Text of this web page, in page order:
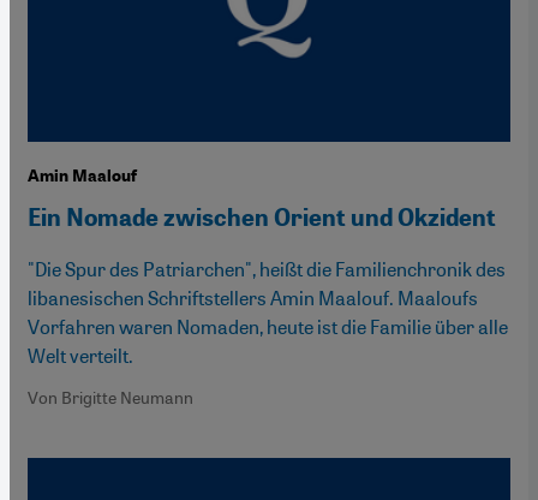
Amin Maalouf
Ein Nomade zwischen Orient und Okzident
"Die Spur des Patriarchen", heißt die Familienchronik des
libanesischen Schriftstellers Amin Maalouf. Maaloufs
Vorfahren waren Nomaden, heute ist die Familie über alle
Welt verteilt.
Von Brigitte Neumann